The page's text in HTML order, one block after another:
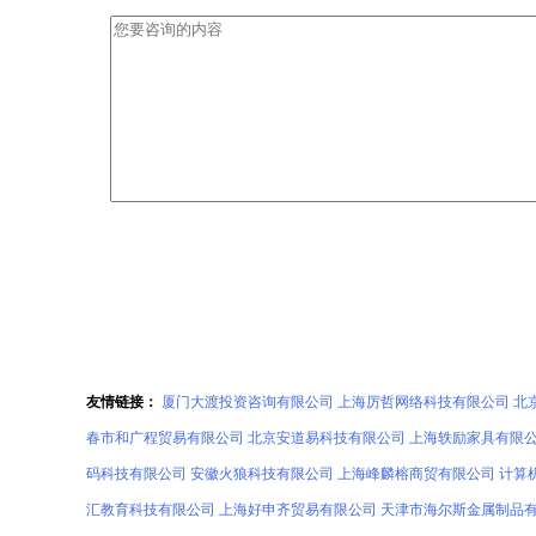
友情链接： 厦门大渡投资咨询有限公司 上海厉哲网络科技有限公司 北
春市和广程贸易有限公司 北京安道易科技有限公司 上海轶励家具有限
码科技有限公司 安徽火狼科技有限公司 上海峰麟榕商贸有限公司 计算
汇教育科技有限公司 上海好申齐贸易有限公司 天津市海尔斯金属制品